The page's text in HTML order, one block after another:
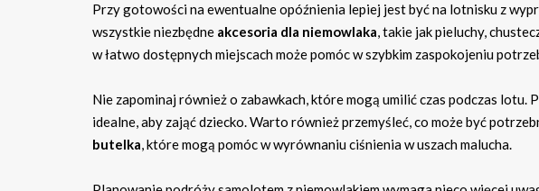
Przy gotowości na ewentualne opóźnienia lepiej jest być na lotnisku z
wszystkie niezbędne akcesoria dla niemowlaka, takie jak pieluchy,
w łatwo dostępnych miejscach może pomóc w szybkim zaspokojeniu
Nie zapominaj również o zabawkach, które mogą umilić czas podczas lotu.
idealne, aby zająć dziecko. Warto również przemyśleć, co może być
butelka, które mogą pomóc w wyrównaniu ciśnienia w uszach malucha.